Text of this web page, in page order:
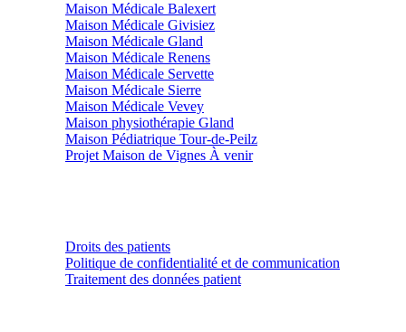
Maison Médicale Balexert
Maison Médicale Givisiez
Maison Médicale Gland
Maison Médicale Renens
Maison Médicale Servette
Maison Médicale Sierre
Maison Médicale Vevey
Maison physiothérapie Gland
Maison Pédiatrique Tour-de-Peilz
Projet Maison de Vignes À venir
Droits des patients
Politique de confidentialité et de communication
Traitement des données patient